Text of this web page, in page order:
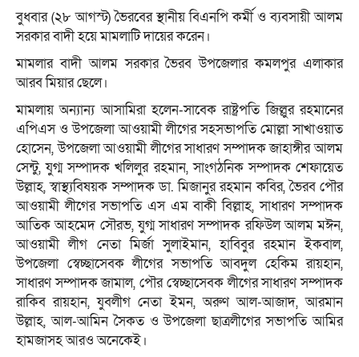
বুধবার (২৮ আগস্ট) ভৈরবের স্থানীয় বিএনপি কর্মী ও ব্যবসায়ী আলম
সরকার বাদী হয়ে মামলাটি দায়ের করেন।
মামলার বাদী আলম সরকার ভৈরব উপজেলার কমলপুর এলাকার
আরব মিয়ার ছেলে।
মামলায় অন্যান্য আসামিরা হলেন-সাবেক রাষ্ট্রপতি জিল্লুর রহমানের
এপিএস ও উপজেলা আওয়ামী লীগের সহসভাপতি মোল্লা সাখাওয়াত
হোসেন, উপজেলা আওয়ামী লীগের সাধারণ সম্পাদক জাহাঙ্গীর আলম
সেন্টু, যুগ্ম সম্পাদক খলিলুর রহমান, সাংগঠনিক সম্পাদক শেফায়েত
উল্লাহ, স্বাস্থ্যবিষয়ক সম্পাদক ডা. মিজানুর রহমান কবির, ভৈরব পৌর
আওয়ামী লীগের সভাপতি এস এম বাকী বিল্লাহ, সাধারণ সম্পাদক
আতিক আহমেদ সৌরভ, যুগ্ম সাধারণ সম্পাদক রফিউল আলম মঈন,
আওয়ামী লীগ নেতা মির্জা সুলাইমান, হাবিবুর রহমান ইকবাল,
উপজেলা স্বেচ্ছাসেবক লীগের সভাপতি আবদুল হেকিম রায়হান,
সাধারণ সম্পাদক জামাল, পৌর স্বেচ্ছাসেবক লীগের সাধারণ সম্পাদক
রাকিব রায়হান, যুবলীগ নেতা ইমন, অরুণ আল-আজাদ, আরমান
উল্লাহ, আল-আমিন সৈকত ও উপজেলা ছাত্রলীগের সভাপতি আমির
হামজাসহ আরও অনেকেই।